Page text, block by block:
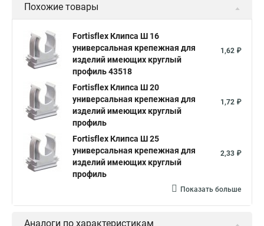
Похожие товары
Fortisflex Клипса Ш 16
универсальная крепежная для
изделий имеющих круглый
профиль 43518
1,62 ₽
Fortisflex Клипса Ш 20
универсальная крепежная для
изделий имеющих круглый
профиль
1,72 ₽
Fortisflex Клипса Ш 25
универсальная крепежная для
изделий имеющих круглый
профиль
2,33 ₽
Показать больше
Аналоги по характеристикам